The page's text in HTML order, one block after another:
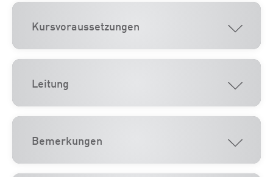
Kursvoraussetzungen
Leitung
Bemerkungen